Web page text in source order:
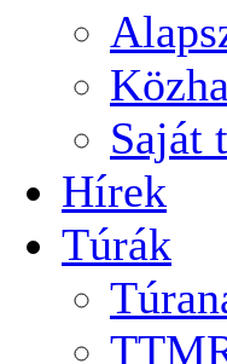
Saját
Hírek
Túrák